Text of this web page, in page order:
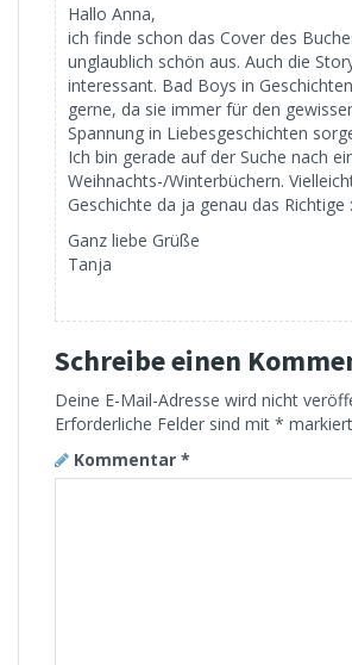
Hallo Anna,
ich finde schon das Cover des
unglaublich schön aus. Auch die
interessant. Bad Boys in
gerne, da sie immer für den
Spannung in Liebesgeschichten
Ich bin gerade auf der Suche nach
Weihnachts-/Winterbüchern.
Geschichte da ja genau das Richtige
Ganz liebe Grüße
Tanja
Schreibe einen
Deine E-Mail-Adresse wird nicht
Erforderliche Felder sind mit * markiert
Kommentar *